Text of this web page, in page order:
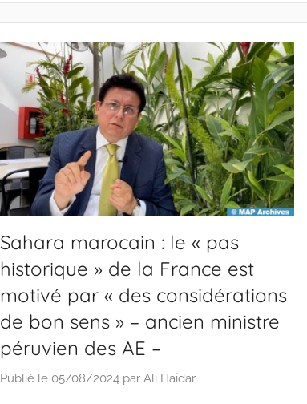
Sahara marocain : le « pas
historique » de la France est
motivé par « des considérations
de bon sens » – ancien ministre
péruvien des AE –
Publié le 05/08/2024 parAli Haidar